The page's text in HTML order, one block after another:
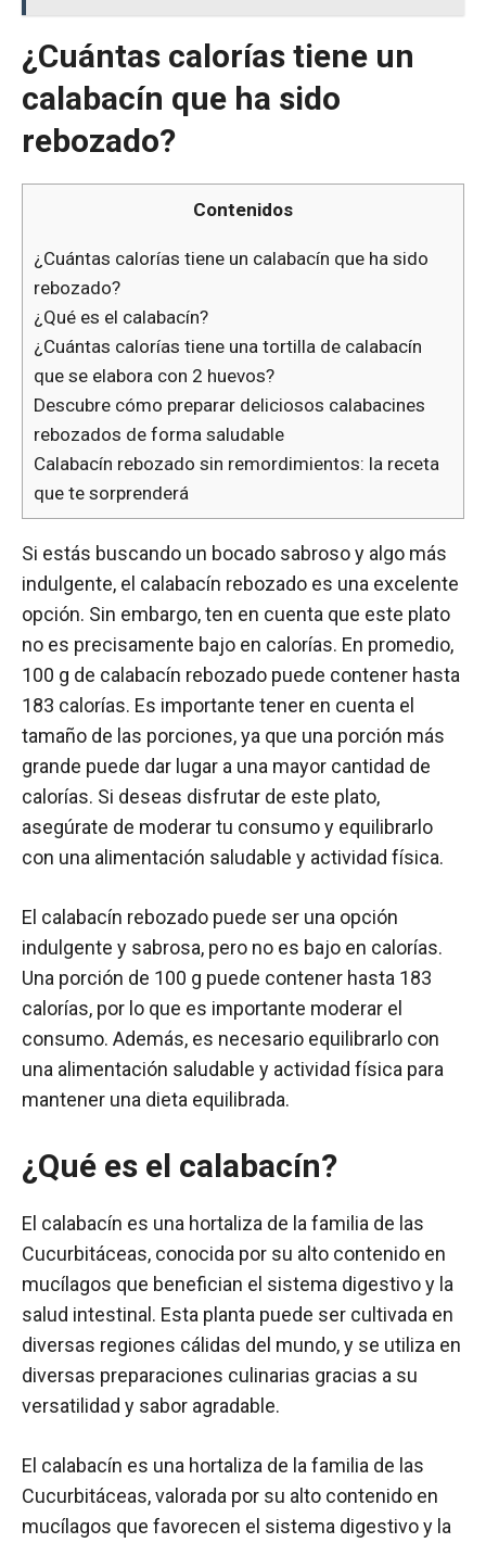
¿Cuántas calorías tiene un
calabacín que ha sido
rebozado?
Contenidos
¿Cuántas calorías tiene un calabacín que ha sido
rebozado?
¿Qué es el calabacín?
¿Cuántas calorías tiene una tortilla de calabacín
que se elabora con 2 huevos?
Descubre cómo preparar deliciosos calabacines
rebozados de forma saludable
Calabacín rebozado sin remordimientos: la receta
que te sorprenderá
Si estás buscando un bocado sabroso y algo más
indulgente, el calabacín rebozado es una excelente
opción. Sin embargo, ten en cuenta que este plato
no es precisamente bajo en calorías. En promedio,
100 g de calabacín rebozado puede contener hasta
183 calorías. Es importante tener en cuenta el
tamaño de las porciones, ya que una porción más
grande puede dar lugar a una mayor cantidad de
calorías. Si deseas disfrutar de este plato,
asegúrate de moderar tu consumo y equilibrarlo
con una alimentación saludable y actividad física.
El calabacín rebozado puede ser una opción
indulgente y sabrosa, pero no es bajo en calorías.
Una porción de 100 g puede contener hasta 183
calorías, por lo que es importante moderar el
consumo. Además, es necesario equilibrarlo con
una alimentación saludable y actividad física para
mantener una dieta equilibrada.
¿Qué es el calabacín?
El calabacín es una hortaliza de la familia de las
Cucurbitáceas, conocida por su alto contenido en
mucílagos que benefician el sistema digestivo y la
salud intestinal. Esta planta puede ser cultivada en
diversas regiones cálidas del mundo, y se utiliza en
diversas preparaciones culinarias gracias a su
versatilidad y sabor agradable.
El calabacín es una hortaliza de la familia de las
Cucurbitáceas, valorada por su alto contenido en
mucílagos que favorecen el sistema digestivo y la